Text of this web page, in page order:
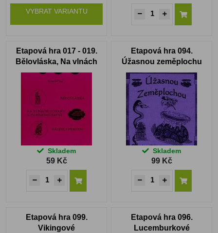
VYBRAT VARIANTU
Etapová hra 017 - 019.
Bělovláska, Na vlnách
odvahy a dobrodružství,
Rájem i peklem
Skladem
59 Kč
Etapová hra 094.
Úžasnou zeměplochu
Skladem
99 Kč
Etapová hra 099.
Vikingové
Etapová hra 096.
Lucemburkové